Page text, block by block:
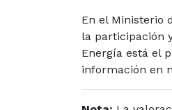
En el Ministerio
la participación
Energía está el
información en